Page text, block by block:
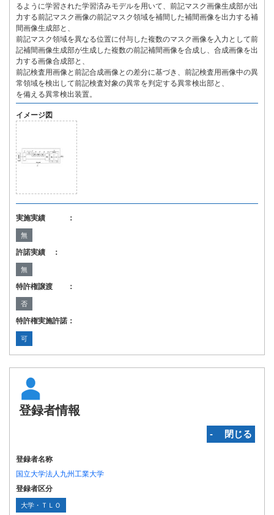
るように学習された学習済みモデルを用いて、前記マスク画像生成部が出
力する前記マスク画像の前記マスク領域を補間した補間画像を出力する補
間画像生成部と、
前記マスク領域を異なる位置に付与した複数のマスク画像を入力として前
記補間画像生成部が生成した複数の前記補間画像を合成し、合成画像を出
力する画像合成部と、
前記検査用画像と前記合成画像との差分に基づき、前記検査用画像中の異
常領域を検出して前記検査対象の異常を判定する異常検出部と、
を備える異常検出装置。
イメージ図
実施実績 ：
無
許諾実績 ：
無
特許権譲渡 ：
否
特許権実施許諾：
可
登録者情報
‐ 閉じる
登録者名称
国立大学法人九州工業大学
登録者区分
大学・ＴＬＯ